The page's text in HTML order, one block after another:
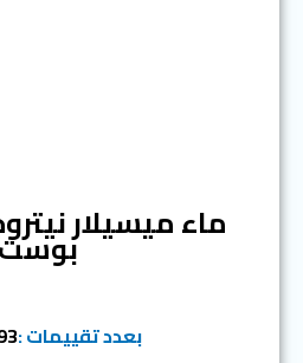
ماء ميسيلار
بعدد تقييمات :